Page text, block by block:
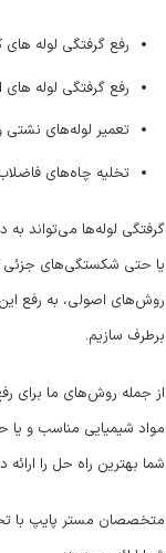
رفع گرفتگی لوله
رفع گرفتگی لوله
تعمیر لوله‌های نشتی
تخلیه چاه‌های
گرفتگی لوله‌ها می‌تواند به
یا حتی شکستگی‌های جزئی در
روش‌های اصولی، به رفع
برطرف سازیم.
از جمله روش‌های ما برای
مواد شیمیایی مناسب و یا
شما بهترین راه حل را
متخصصان مستر پایپ با